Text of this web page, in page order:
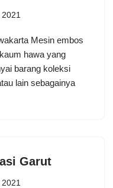
Mesin embos
hawa yang
barang koleksi
lain sebagainya
Garut